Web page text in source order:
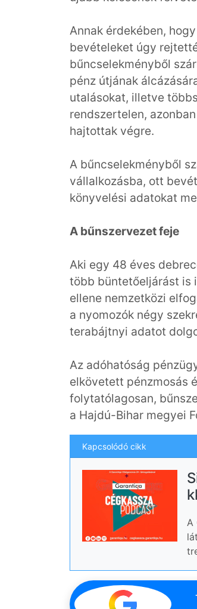
Annak érdekében,
bevételeket úgy
bűncselekményből
pénz útjának
utalásokat, illetve
rendszertelen,
hajtottak végre.
A bűncselekményből
vállalkozásba, ott
könyvelési adatokat
A bűnszervezet feje
Aki egy 48 éves
több büntetőeljárást is
ellene nemzetközi
a nyomozók négy
terabájtnyi adatot
Az adóhatóság
elkövetett pénzmosás
folytatólagosan,
a Hajdú-Bihar megyei
Kapcsolódó cikk
A